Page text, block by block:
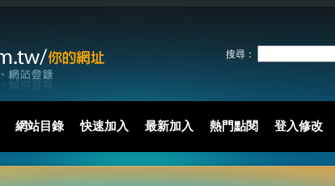
搜尋：
網站目錄 快速加入 最新加入 熱門點閱 登入修改